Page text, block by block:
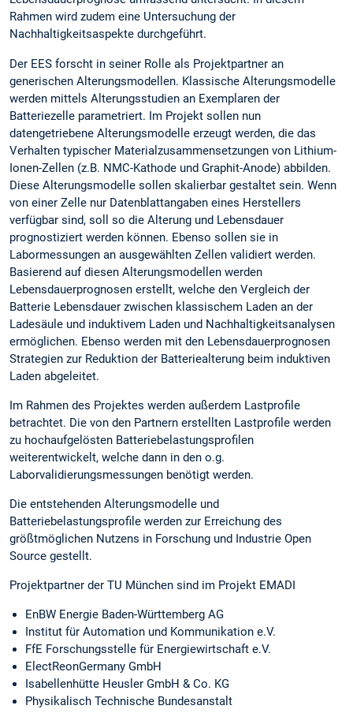
Rahmen wird zudem eine Untersuchung der
Nachhaltigkeitsaspekte durchgeführt.
Der EES forscht in seiner Rolle als Projektpartner an
generischen Alterungsmodellen. Klassische Alterungsmodelle
werden mittels Alterungsstudien an Exemplaren der
Batteriezelle parametriert. Im Projekt sollen nun
datengetriebene Alterungsmodelle erzeugt werden, die das
Verhalten typischer Materialzusammensetzungen von Lithium-
Ionen-Zellen (z.B. NMC-Kathode und Graphit-Anode) abbilden.
Diese Alterungsmodelle sollen skalierbar gestaltet sein. Wenn
von einer Zelle nur Datenblattangaben eines Herstellers
verfügbar sind, soll so die Alterung und Lebensdauer
prognostiziert werden können. Ebenso sollen sie in
Labormessungen an ausgewählten Zellen validiert werden.
Basierend auf diesen Alterungsmodellen werden
Lebensdauerprognosen erstellt, welche den Vergleich der
Batterie Lebensdauer zwischen klassischem Laden an der
Ladesäule und induktivem Laden und Nachhaltigkeitsanalysen
ermöglichen. Ebenso werden mit den Lebensdauerprognosen
Strategien zur Reduktion der Batteriealterung beim induktiven
Laden abgeleitet.
Im Rahmen des Projektes werden außerdem Lastprofile
betrachtet. Die von den Partnern erstellten Lastprofile werden
zu hochaufgelösten Batteriebelastungsprofilen
weiterentwickelt, welche dann in den o.g.
Laborvalidierungsmessungen benötigt werden.
Die entstehenden Alterungsmodelle und
Batteriebelastungsprofile werden zur Erreichung des
größtmöglichen Nutzens in Forschung und Industrie Open
Source gestellt.
Projektpartner der TU München sind im Projekt EMADI
EnBW Energie Baden-Württemberg AG
Institut für Automation und Kommunikation e.V.
FfE Forschungsstelle für Energiewirtschaft e.V.
ElectReonGermany GmbH
Isabellenhütte Heusler GmbH & Co. KG
Physikalisch Technische Bundesanstalt